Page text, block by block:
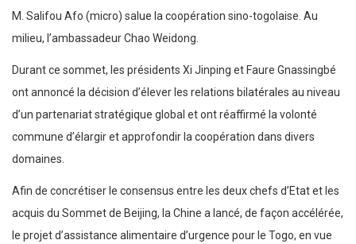
M. Salifou Afo (micro) salue la coopération sino-togolaise. Au
milieu, l’ambassadeur Chao Weidong.
Durant ce sommet, les présidents Xi Jinping et Faure Gnassingbé
ont annoncé la décision d’élever les relations bilatérales au niveau
d’un partenariat stratégique global et ont réaffirmé la volonté
commune d’élargir et approfondir la coopération dans divers
domaines.
Afin de concrétiser le consensus entre les deux chefs d’Etat et les
acquis du Sommet de Beijing, la Chine a lancé, de façon accélérée,
le projet d’assistance alimentaire d’urgence pour le Togo, en vue